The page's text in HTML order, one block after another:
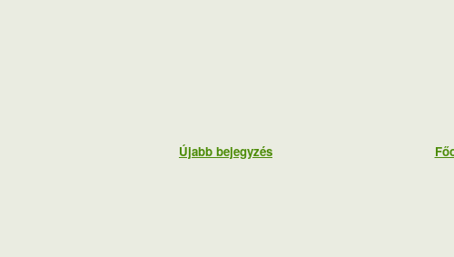
Újabb bejegyzés